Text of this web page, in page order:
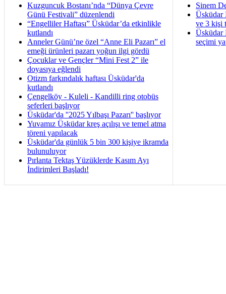
Kuzguncuk Bostanı’nda “Dünya Çevre
Günü Festivali” düzenlendi
“Engelliler Haftası” Üsküdar’da etkinlikle
kutlandı
Anneler Günü’ne özel “Anne Eli Pazarı” el
emeği ürünleri pazarı yoğun ilgi gördü
Çocuklar ve Gençler “Mini Fest 2” ile
doyasıya eğlendi
Otizm farkındalık haftası Üsküdar'da
kutlandı
Çengelköy - Kuleli - Kandilli ring otobüs
seferleri başlıyor
Üsküdar'da ''2025 Yılbaşı Pazarı'' başlıyor
Yuvamız Üsküdar kreş açılışı ve temel atma
töreni yapılacak
Üsküdar'da günlük 5 bin 300 kişiye ikramda
bulunuluyor
Pırlanta Tektaş Yüzüklerde Kasım Ayı
İndirimleri Başladı!
Sinem
Üsküdar
ve 3 kişi
Üsküdar
seçimi